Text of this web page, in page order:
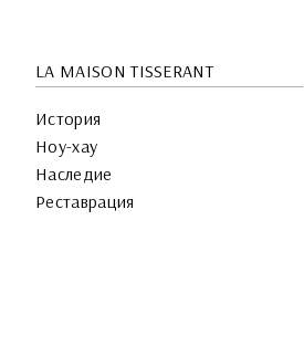
LA MAISON TISSERANT
История
Ноу-хау
Наследие
Реставрация